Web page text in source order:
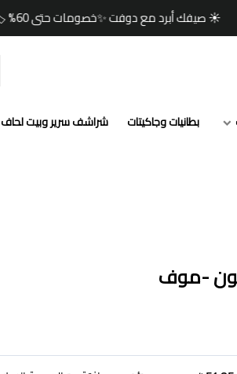
✨خصومات حتى 60% 🏷️وكود خصم إضافي (صيف) 🎁🚚 شحن مجاني للطلبات ابتداءً من 349 ريال
بطانيات وجاكيتات شراشف سرير وبيت لحاف
-موف